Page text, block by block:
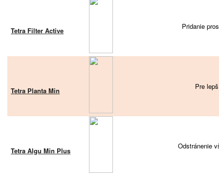
Tetra Filter Active Pridanie
Tetra Planta Min Pre
Tetra Algu Min Plus
Odstránenie